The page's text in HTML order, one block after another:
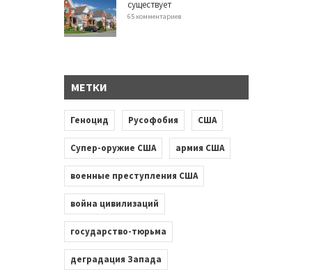
существует
65 комментариев
МЕТКИ
Геноцид Русофобия США
Супер-оружие США армия США
военные преступления США
война цивилизаций
государство-тюрьма
деградация Запада